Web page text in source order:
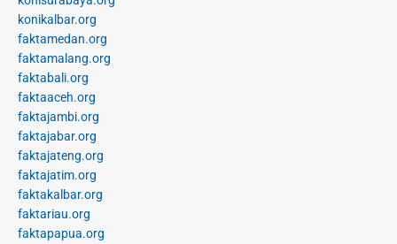
konikalbar.org
faktamedan.org
faktamalang.org
faktabali.org
faktaaceh.org
faktajambi.org
faktajabar.org
faktajateng.org
faktajatim.org
faktakalbar.org
faktariau.org
faktapapua.org